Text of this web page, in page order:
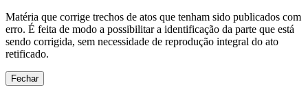
Matéria que corrige trechos de atos que tenham sido publicados com
erro. É feita de modo a possibilitar a identificação da parte que está
sendo corrigida, sem necessidade de reprodução integral do ato
retificado.
Fechar